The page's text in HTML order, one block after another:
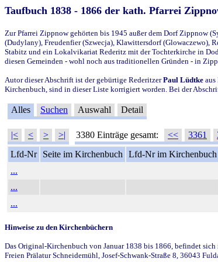
Taufbuch 1838 - 1866 der kath. Pfarrei
Zur Pfarrei Zippnow gehörten bis 1945 außer dem Dorf Zippnow
(Dudylany), Freudenfier (Szwecja), Klawittersdorf (Glowaczewo),
Stabitz und ein Lokalvikariat Rederitz mit der Tochterkirche in
diesen Gemeinden - wohl noch aus traditionellen Gründen - in
Autor dieser Abschrift ist der gebürtige RederitzerPaul Lüdtke
Kirchenbuch, sind in dieser Liste korrigiert worden. Bei der
Alles Suchen Auswahl Detail
|< < > >| 3380 Einträge gesamt: << 3361
Lfd-Nr
Seite im Kirchenbuch Lfd-Nr im Kirchenbuch
...
...
...
Hinweise zu den Kirchenbüchern
Das Original-Kirchenbuch von Januar 1838 bis 1866, befindet
Freien Prälatur Schneidemühl, Josef-Schwank-Straße 8, 36043